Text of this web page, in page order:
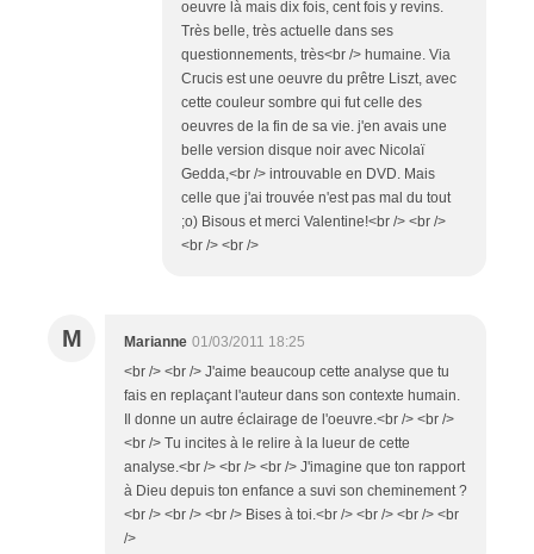
oeuvre là mais dix fois, cent fois y revins.
Très belle, très actuelle dans ses
questionnements, très<br /> humaine. Via
Crucis est une oeuvre du prêtre Liszt, avec
cette couleur sombre qui fut celle des
oeuvres de la fin de sa vie. j'en avais une
belle version disque noir avec Nicolaï
Gedda,<br /> introuvable en DVD. Mais
celle que j'ai trouvée n'est pas mal du tout
;o) Bisous et merci Valentine!<br /> <br />
<br /> <br />
M Marianne 01/03/2011 18:25
<br /> <br /> J'aime beaucoup cette analyse que tu
fais en replaçant l'auteur dans son contexte humain.
Il donne un autre éclairage de l'oeuvre.<br /> <br />
<br /> Tu incites à le relire à la lueur de cette
analyse.<br /> <br /> <br /> J'imagine que ton rapport
à Dieu depuis ton enfance a suvi son cheminement ?
<br /> <br /> <br /> Bises à toi.<br /> <br /> <br /> <br
/>